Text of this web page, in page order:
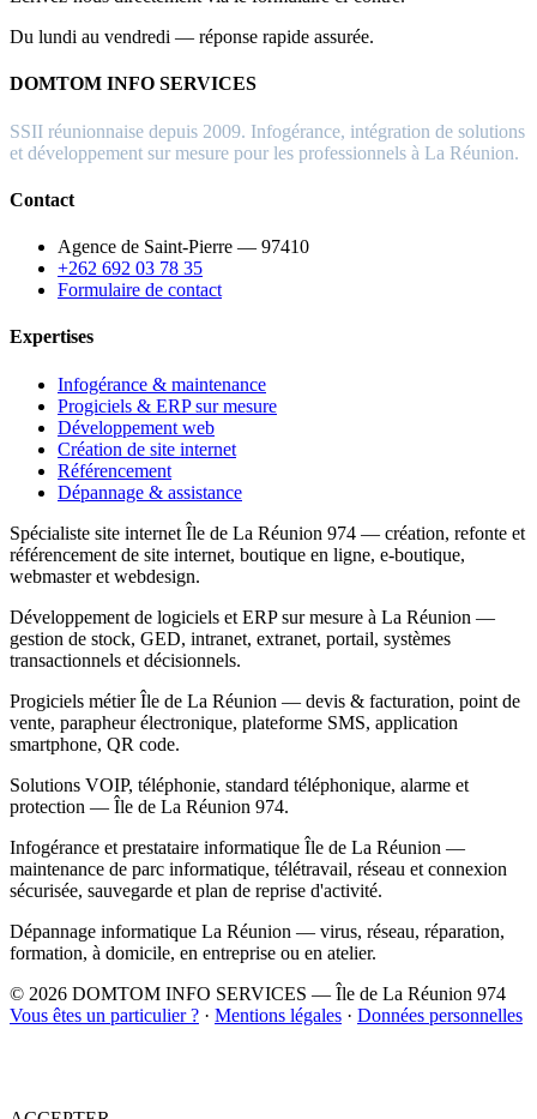
Du lundi au vendredi — réponse rapide assurée.
DOMTOM INFO SERVICES
SSII réunionnaise depuis 2009. Infogérance, intégration de solutions
et développement sur mesure pour les professionnels à La Réunion.
Contact
Agence de Saint-Pierre — 97410
+262 692 03 78 35
Formulaire de contact
Expertises
Infogérance & maintenance
Progiciels & ERP sur mesure
Développement web
Création de site internet
Référencement
Dépannage & assistance
Spécialiste site internet Île de La Réunion 974 — création, refonte et
référencement de site internet, boutique en ligne, e-boutique,
webmaster et webdesign.
Développement de logiciels et ERP sur mesure à La Réunion —
gestion de stock, GED, intranet, extranet, portail, systèmes
transactionnels et décisionnels.
Progiciels métier Île de La Réunion — devis & facturation, point de
vente, parapheur électronique, plateforme SMS, application
smartphone, QR code.
Solutions VOIP, téléphonie, standard téléphonique, alarme et
protection — Île de La Réunion 974.
Infogérance et prestataire informatique Île de La Réunion —
maintenance de parc informatique, télétravail, réseau et connexion
sécurisée, sauvegarde et plan de reprise d'activité.
Dépannage informatique La Réunion — virus, réseau, réparation,
formation, à domicile, en entreprise ou en atelier.
© 2026 DOMTOM INFO SERVICES — Île de La Réunion 974
Vous êtes un particulier ? · Mentions légales · Données personnelles